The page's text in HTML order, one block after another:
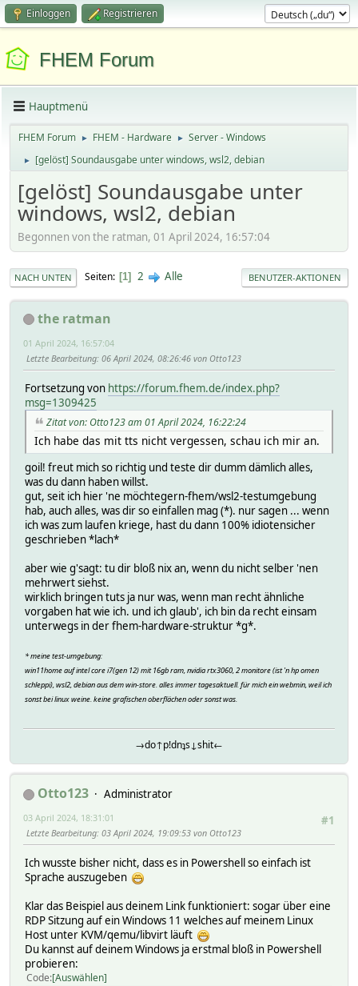
Einloggen Registrieren
FHEM Forum
Hauptmenü
FHEM Forum ► FHEM - Hardware ► Server - Windows
► [gelöst] Soundausgabe unter windows, wsl2, debian
[gelöst] Soundausgabe unter
windows, wsl2, debian
Begonnen von the ratman, 01 April 2024, 16:57:04
NACH UNTEN Seiten 1 2 Alle BENUTZER-AKTIONEN
the ratman
01 April 2024, 16:57:04
Letzte Bearbeitung: 06 April 2024, 08:26:46 von Otto123
Fortsetzung von https://forum.fhem.de/index.php?
msg=1309425
Zitat von: Otto123 am 01 April 2024, 16:22:24
Ich habe das mit tts nicht vergessen, schau ich mir an.
goil! freut mich so richtig und teste dir dumm dämlich alles,
was du dann haben willst.
gut, seit ich hier 'ne möchtegern-fhem/wsl2-testumgebung
hab, auch alles, was dir so einfallen mag (*). nur sagen ... wenn
ich was zum laufen kriege, hast du dann 100% idiotensicher
geschrieben *lach*
aber wie g'sagt: tu dir bloß nix an, wenn du nicht selber 'nen
mehrwert siehst.
wirklich bringen tuts ja nur was, wenn man recht ähnliche
vorgaben hat wie ich. und ich glaub', ich bin da recht einsam
unterwegs in der fhem-hardware-struktur *g*.
* meine test-umgebung:
win11home auf intel core i7(gen 12) mit 16gb ram, nvidia rtx3060, 2 monitore (ist 'n hp omen
schleppi), wsl2, debian aus dem win-store. alles immer tagesaktuell. für mich ein webmin, weil ich
sonst bei linux weine. keine grafischen oberflächen oder sonst was.
→do↑p!dnʇs↓shit←
Otto123
Administrator
#1
03 April 2024, 18:31:01
Letzte Bearbeitung: 03 April 2024, 19:09:53 von Otto123
Ich wusste bisher nicht, dass es in Powershell so einfach ist
Sprache auszugeben
Klar das Beispiel aus deinem Link funktioniert: sogar über eine
RDP Sitzung auf ein Windows 11 welches auf meinem Linux
Host unter KVM/qemu/libvirt läuft
Du kannst auf deinem Windows ja erstmal bloß in Powershell
probieren:
Code Auswählen